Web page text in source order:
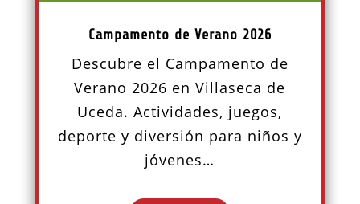
Campamento de Verano 2026
Descubre el Campamento de
Verano 2026 en Villaseca de
Uceda. Actividades, juegos,
deporte y diversión para niños y
jóvenes…